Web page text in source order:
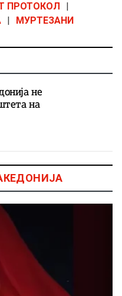
ПРОТОКОЛ
|
| МУРТЕЗАНИ
не
на